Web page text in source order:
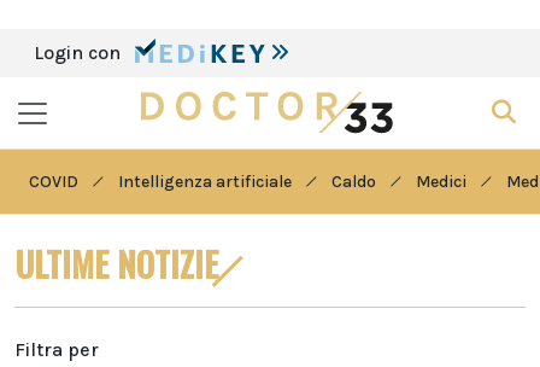
Login con
COVID Intelligenza artificiale Caldo Medici
ULTIME NOTIZIE
Filtra per